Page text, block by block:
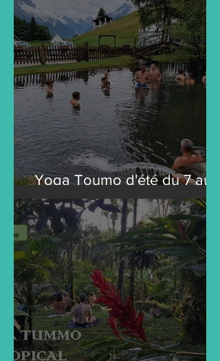
Yoga Toumo d'été du 7 au
13 juillet 2024